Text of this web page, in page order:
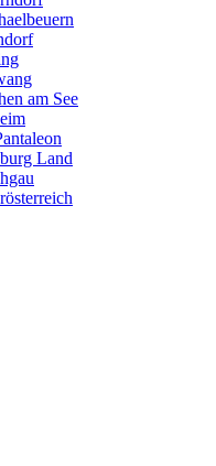
am See
Land